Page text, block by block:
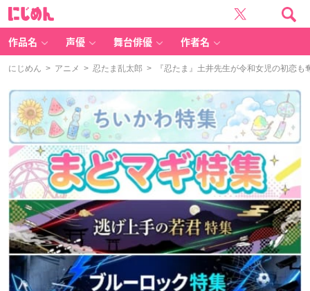
作品名 声優 舞台俳優 作者名
にじめん > アニメ > 忍たま乱太郎 > 『忍たま』土井先生が令和女児の初恋も